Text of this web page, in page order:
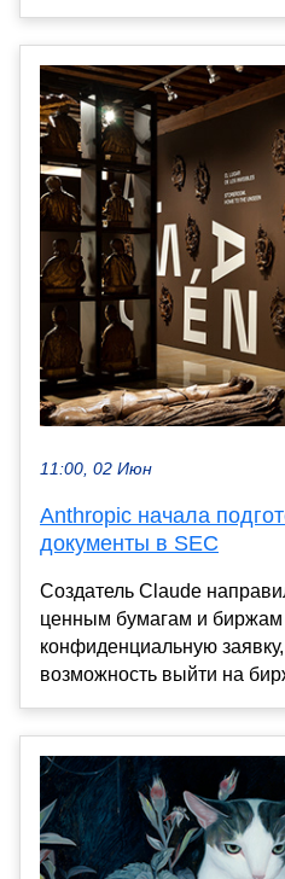
11:00, 02 Июн
Anthropic начала
документы в SEC
Создатель Claude
ценным бумагам и
конфиденциальную
возможность выйти на